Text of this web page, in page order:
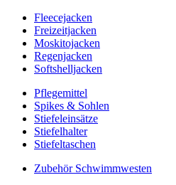
Fleecejacken
Freizeitjacken
Moskitojacken
Regenjacken
Softshelljacken
Pflegemittel
Spikes & Sohlen
Stiefeleinsätze
Stiefelhalter
Stiefeltaschen
Zubehör Schwimmwesten